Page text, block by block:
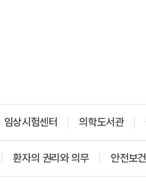
임상시험센터 의학도서관
환자의 권리와 의무 안전보